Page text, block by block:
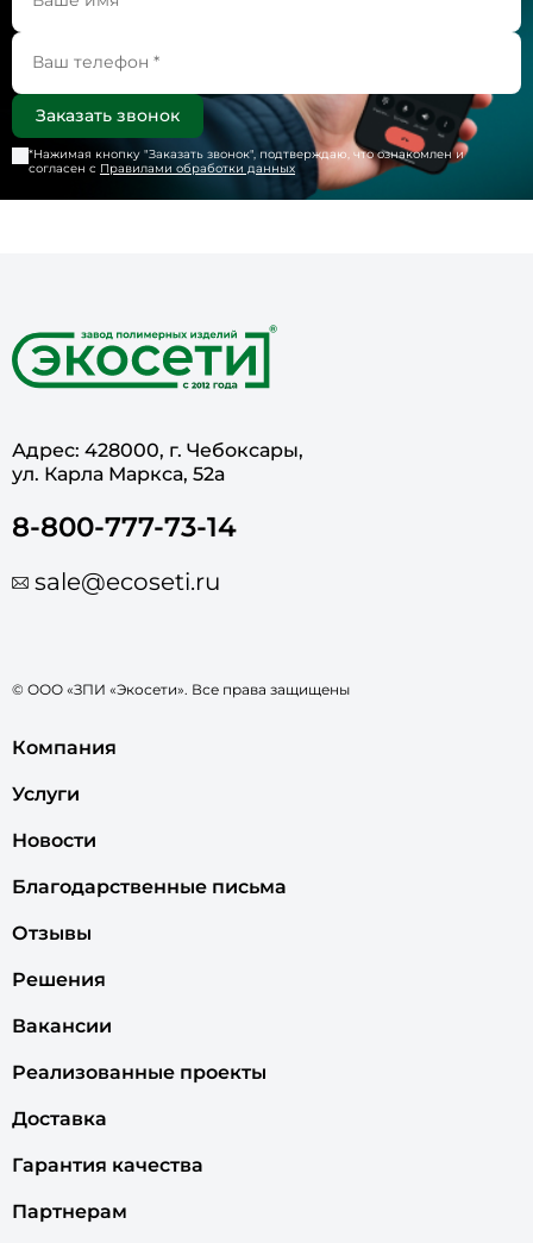
*Нажимая кнопку "Заказать звонок", подтверждаю, что ознакомлен и
согласен с Правилами обработки данных
Адрес: 428000, г. Чебоксары,
ул. Карла Маркса, 52а
8-800-777-73-14
sale@ecoseti.ru
© ООО «ЗПИ «Экосети». Все права защищены
Компания
Услуги
Новости
Благодарственные письма
Отзывы
Решения
Вакансии
Реализованные проекты
Доставка
Гарантия качества
Партнерам